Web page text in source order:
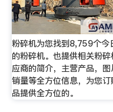
粉碎机为您找到8,759个今
的粉碎机。也提供相关粉碎
应商的简介，主营产品，图
销量等全方位信息，为您订
品提供全方位的。